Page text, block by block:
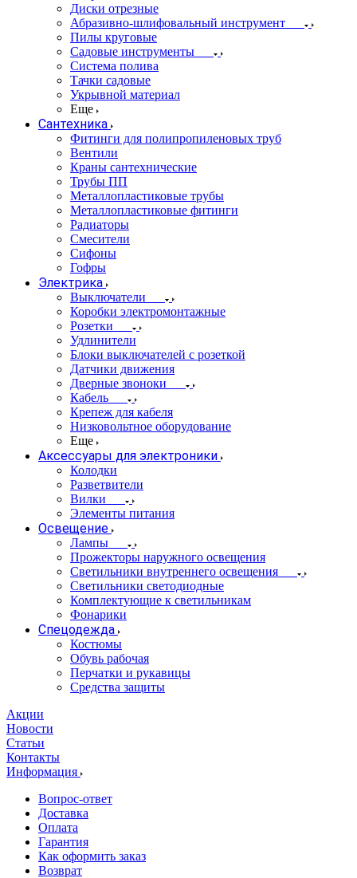
Диски отрезные
Абразивно-шлифовальный инструмент
Пилы круговые
Садовые инструменты
Система полива
Тачки садовые
Укрывной материал
Еще
Сантехника
Фитинги для полипропиленовых труб
Вентили
Краны сантехнические
Трубы ПП
Металлопластиковые трубы
Металлопластиковые фитинги
Радиаторы
Смесители
Сифоны
Гофры
Электрика
Выключатели
Коробки электромонтажные
Розетки
Удлинители
Блоки выключателей с розеткой
Датчики движения
Дверные звоноки
Кабель
Крепеж для кабеля
Низковольтное оборудование
Еще
Аксессуары для электроники
Колодки
Разветвители
Вилки
Элементы питания
Освещение
Лампы
Прожекторы наружного освещения
Светильники внутреннего освещения
Светильники светодиодные
Комплектующие к светильникам
Фонарики
Спецодежда
Костюмы
Обувь рабочая
Перчатки и рукавицы
Средства защиты
Акции
Новости
Статьи
Контакты
Информация
Вопрос-ответ
Доставка
Оплата
Гарантия
Как оформить заказ
Возврат